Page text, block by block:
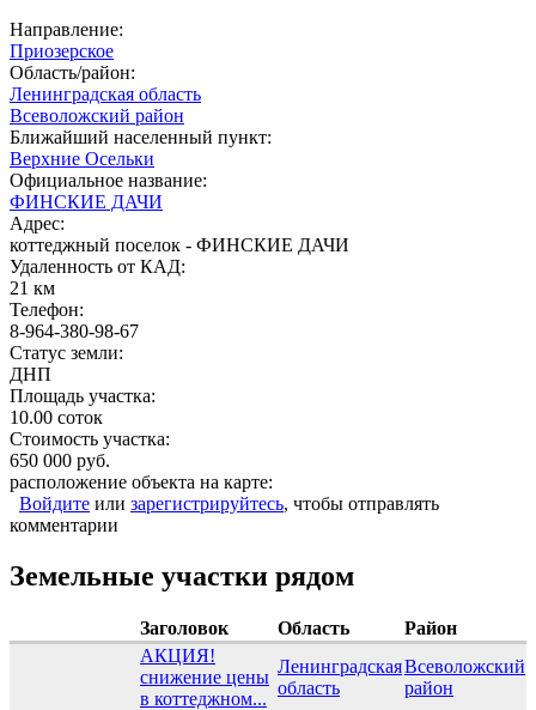
Направление:
Приозерское
Область/район:
Ленинградская область
Всеволожский район
Ближайший населенный пункт:
Верхние Осельки
Официальное название:
ФИНСКИЕ ДАЧИ
Адрес:
коттеджный поселок - ФИНСКИЕ ДАЧИ
Удаленность от КАД:
21 км
Телефон:
8-964-380-98-67
Статус земли:
ДНП
Площадь участка:
10.00 соток
Стоимость участка:
650 000 руб.
расположение объекта на карте:
Войдите или зарегистрируйтесь, чтобы отправлять
комментарии
Земельные участки рядом
Заголовок Область
Район
АКЦИЯ!
снижение цены
в коттеджном...
Ленинградская
область
Всеволожский
район